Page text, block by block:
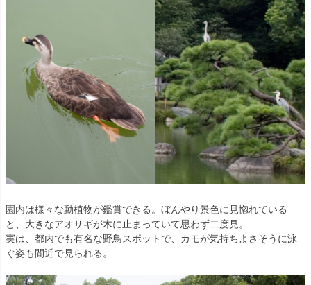
園内は様々な動植物が鑑賞できる。ぼんやり景色に見惚れている
と、大きなアオサギが木に止まっていて思わず二度見。
実は、都内でも有名な野鳥スポットで、カモが気持ちよさそうに泳
ぐ姿も間近で見られる。